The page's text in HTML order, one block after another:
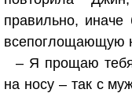
правильно,
всепоглощающую
– Я прощаю
на носу – так с